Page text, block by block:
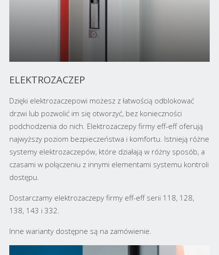
ELEKTROZACZEP
Dzięki elektrozaczepowi możesz z łatwością odblokować
drzwi lub pozwolić im się otworzyć, bez konieczności
podchodzenia do nich. Elektrozaczepy firmy eff-eff oferują
najwyższy poziom bezpieczeństwa i komfortu. Istnieją różne
systemy elektrozaczepów, które działają w różny sposób, a
czasami w połączeniu z innymi elementami systemu kontroli
dostępu.
Dostarczamy elektrozaczepy firmy eff-eff serii 118, 128,
138, 143 i 332.
Inne warianty dostępne są na zamówienie.